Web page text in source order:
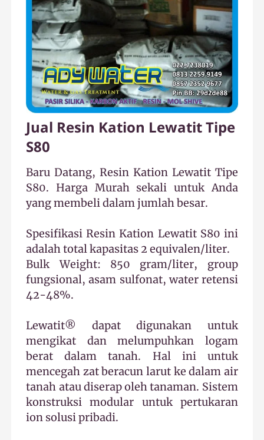
Jual Resin Kation Lewatit Tipe
S80
Baru Datang, Resin Kation Lewatit Tipe
S80. Harga Murah sekali untuk Anda
yang membeli dalam jumlah besar.
Spesifikasi Resin Kation Lewatit S80 ini
adalah total kapasitas 2 equivalen/liter.
Bulk Weight: 850 gram/liter, group
fungsional, asam sulfonat, water retensi
42-48%.
Lewatit® dapat digunakan untuk
mengikat dan melumpuhkan logam
berat dalam tanah. Hal ini untuk
mencegah zat beracun larut ke dalam air
tanah atau diserap oleh tanaman. Sistem
konstruksi modular untuk pertukaran
ion solusi pribadi.